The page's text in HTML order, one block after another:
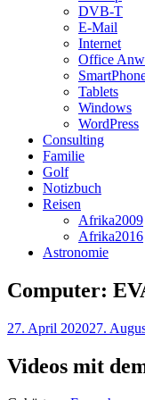
DVB-T
E-Mail
Internet
Office
Tablets
Windows
WordPress
Consulting
Familie
Golf
Notizbuch
Reisen
Afrika2009
Afrika2016
Astronomie
Computer:
27. April 202027.
Videos mit